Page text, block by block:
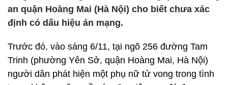
an quận Hoàng Mai (Hà Nội) cho biết chưa xác
định có dấu hiệu án mạng.
Trước đó, vào sáng 6/11, tại ngõ 256 đường Tam
Trinh (phường Yên Sở, quận Hoàng Mai, Hà Nội)
người dân phát hiện một phụ nữ tử vong trong tình